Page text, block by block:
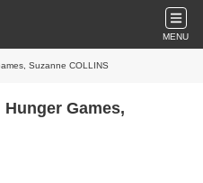
MENU
Suzanne COLLINS
Games,